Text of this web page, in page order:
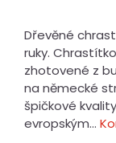
Dřevěné
ruky.
zhotovené z
na německé
špičkové
evropským...